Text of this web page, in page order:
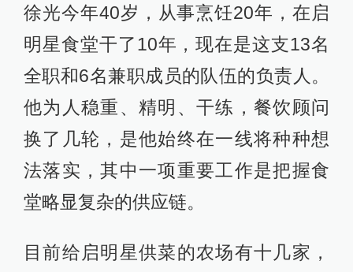
徐光今年40岁，从事烹饪20年，在启
明星食堂干了10年，现在是这支13名
全职和6名兼职成员的队伍的负责人。
他为人稳重、精明、干练，餐饮顾问
换了几轮，是他始终在一线将种种想
法落实，其中一项重要工作是把握食
堂略显复杂的供应链。
目前给启明星供菜的农场有十几家，